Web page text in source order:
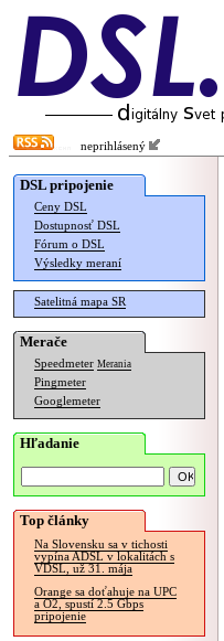
neprihlásený
DSL pripojenie
Ceny DSL
Dostupnosť DSL
Fórum o DSL
Výsledky meraní
Satelitná mapa SR
Merače
Speedmeter Merania
Pingmeter
Googlemeter
Hľadanie
Top články
Na Slovensku sa v tichosti
vypína ADSL v lokalitách s
VDSL, už 31. mája
Orange sa doťahuje na UPC
a O2, spustí 2.5 Gbps
pripojenie